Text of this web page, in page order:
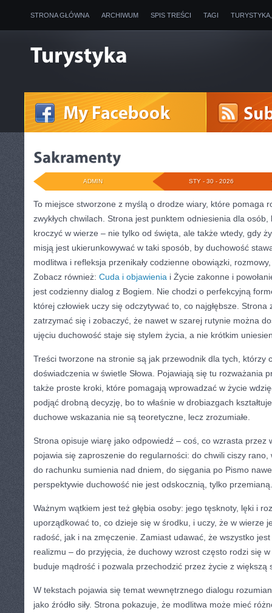
STRONA GŁÓWNA ARCHIWUM SPIS TREŚCI TAGI
STY - 30 - 2026
ADMIN
To miejsce stworzone z myślą o drodze wiary, które pomaga
zwykłych chwilach. Strona jest punktem odniesienia dla
kroczyć w wierze – nie tylko od święta, ale także wtedy, gdy
misją jest ukierunkowywać w taki sposób, by duchowość
modlitwa i refleksja przenikały codzienne obowiązki,
Zobacz również: Cuda i objawienia i Życie zakonne i
jest codzienny dialog z Bogiem. Nie chodzi o perfekcyjną
której człowiek uczy się odczytywać to, co najgłębsze.
zatrzymać się i zobaczyć, że nawet w szarej rutynie można
ujęciu duchowość staje się stylem życia, a nie krótkim
Treści tworzone na stronie są jak przewodnik dla tych, którzy
doświadczenia w świetle Słowa. Pojawiają się tu rozważania
także proste kroki, które pomagają wprowadzać w życie
podjąć drobną decyzję, bo to właśnie w drobiazgach
duchowe wskazania nie są teoretyczne, lecz zrozumiałe.
Strona opisuje wiarę jako odpowiedź – coś, co wzrasta przez
pojawia się zaproszenie do regularności: do chwili ciszy rano,
do rachunku sumienia nad dniem, do sięgania po Pismo
perspektywie duchowość nie jest odskocznią, tylko przemianą.
Ważnym wątkiem jest też głębia osoby: jego tęsknoty, lęki i
uporządkować to, co dzieje się w środku, i uczy, że w wierze
radość, jak i na zmęczenie. Zamiast udawać, że wszystko
realizmu – do przyjęcia, że duchowy wzrost często rodzi się
buduje mądrość i pozwala przechodzić przez życie z większą
W tekstach pojawia się temat wewnętrznego dialogu
jako źródło siły. Strona pokazuje, że modlitwa może mieć